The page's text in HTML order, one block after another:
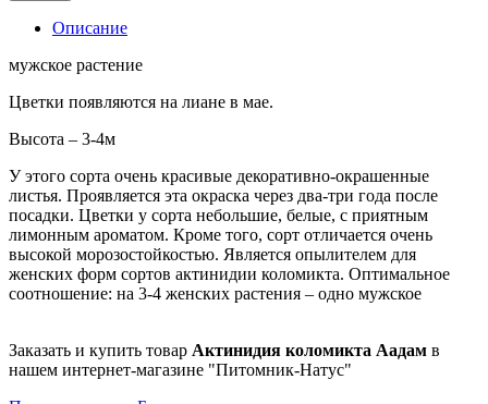
Описание
мужское растение
Цветки появляются на лиане в мае.
Высота – 3-4м
У этого сорта очень красивые декоративно-окрашенные
листья. Проявляется эта окраска через два-три года после
посадки. Цветки у сорта небольшие, белые, с приятным
лимонным ароматом. Кроме того, сорт отличается очень
высокой морозостойкостью. Является опылителем для
женских форм сортов актинидии коломикта. Оптимальное
соотношение: на 3-4 женских растения – одно мужское
Заказать и купить товар Актинидия коломикта Аадам в
нашем интернет-магазине "Питомник-Натус"